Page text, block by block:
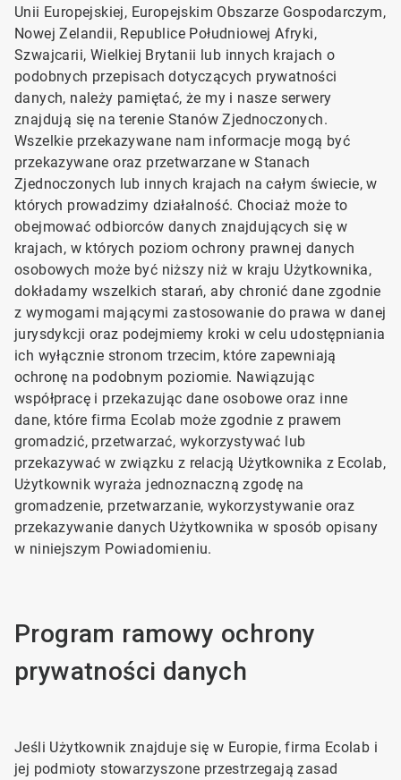
Unii Europejskiej, Europejskim Obszarze Gospodarczym,
Nowej Zelandii, Republice Południowej Afryki,
Szwajcarii, Wielkiej Brytanii lub innych krajach o
podobnych przepisach dotyczących prywatności
danych, należy pamiętać, że my i nasze serwery
znajdują się na terenie Stanów Zjednoczonych.
Wszelkie przekazywane nam informacje mogą być
przekazywane oraz przetwarzane w Stanach
Zjednoczonych lub innych krajach na całym świecie, w
których prowadzimy działalność. Chociaż może to
obejmować odbiorców danych znajdujących się w
krajach, w których poziom ochrony prawnej danych
osobowych może być niższy niż w kraju Użytkownika,
dokładamy wszelkich starań, aby chronić dane zgodnie
z wymogami mającymi zastosowanie do prawa w danej
jurysdykcji oraz podejmiemy kroki w celu udostępniania
ich wyłącznie stronom trzecim, które zapewniają
ochronę na podobnym poziomie. Nawiązując
współpracę i przekazując dane osobowe oraz inne
dane, które firma Ecolab może zgodnie z prawem
gromadzić, przetwarzać, wykorzystywać lub
przekazywać w związku z relacją Użytkownika z Ecolab,
Użytkownik wyraża jednoznaczną zgodę na
gromadzenie, przetwarzanie, wykorzystywanie oraz
przekazywanie danych Użytkownika w sposób opisany
w niniejszym Powiadomieniu.
Program ramowy ochrony
prywatności danych
Jeśli Użytkownik znajduje się w Europie, firma Ecolab i
jej podmioty stowarzyszone przestrzegają zasad